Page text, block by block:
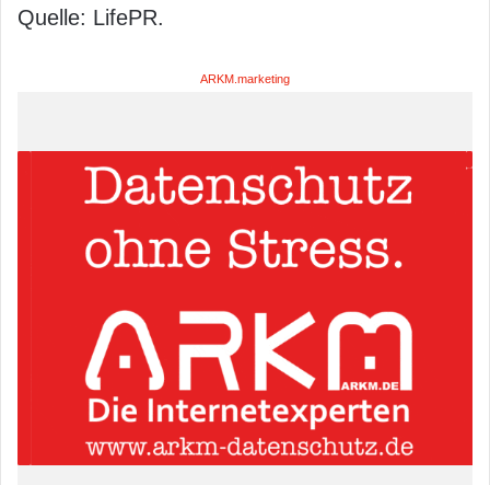
Quelle: LifePR.
ARKM.marketing